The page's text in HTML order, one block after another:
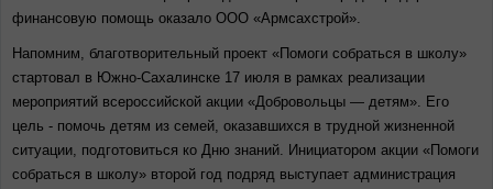
финансовую помощь оказало ООО «Армсахстрой».
Напомним, благотворительный проект «Помоги собраться в школу»
стартовал в Южно-Сахалинске 17 июля в рамках реализации
мероприятий всероссийской акции «Добровольцы — детям». Его
цель - помочь детям из семей, оказавшихся в трудной жизненной
ситуации, подготовиться ко Дню знаний. Инициатором акции «Помоги
собраться в школу» второй год подряд выступает администрация